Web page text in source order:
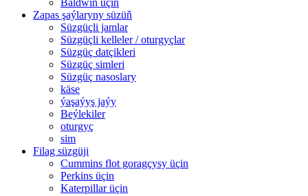
Zapas şaýlaryny süzüň
Süzgüçli jamlar
Süzgüçli kelleler / oturgyçlar
Süzgüç datçikleri
Süzgüç simleri
Süzgüç nasoslary
käse
ýaşaýyş jaýy
Beýlekiler
oturgyç
sim
Filag süzgüji
Cummins flot goragçysy üçin
Perkins üçin
Katerpillar üçin